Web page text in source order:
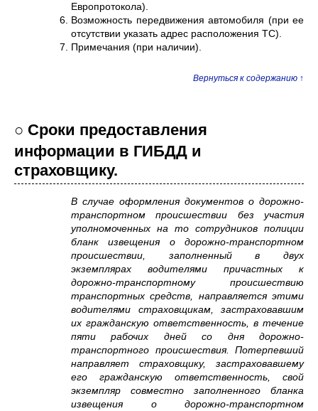
Европротокола).
Возможность передвижения автомобиля (при ее
отсутствии указать адрес расположения ТС).
Примечания (при наличии).
Вернуться к содержанию ↑
○ Сроки предоставления
информации в ГИБДД и
страховщику.
В случае оформления документов о дорожно-
транспортном происшествии без участия
уполномоченных на то сотрудников полиции
бланк извещения о дорожно-транспортном
происшествии, заполненный в двух
экземплярах водителями причастных к
дорожно-транспортному происшествию
транспортных средств, направляется этими
водителями страховщикам, застраховавшим
их гражданскую ответственность, в течение
пяти рабочих дней со дня дорожно-
транспортного происшествия. Потерпевший
направляет страховщику, застраховавшему
его гражданскую ответственность, свой
экземпляр совместно заполненного бланка
извещения о дорожно-транспортном